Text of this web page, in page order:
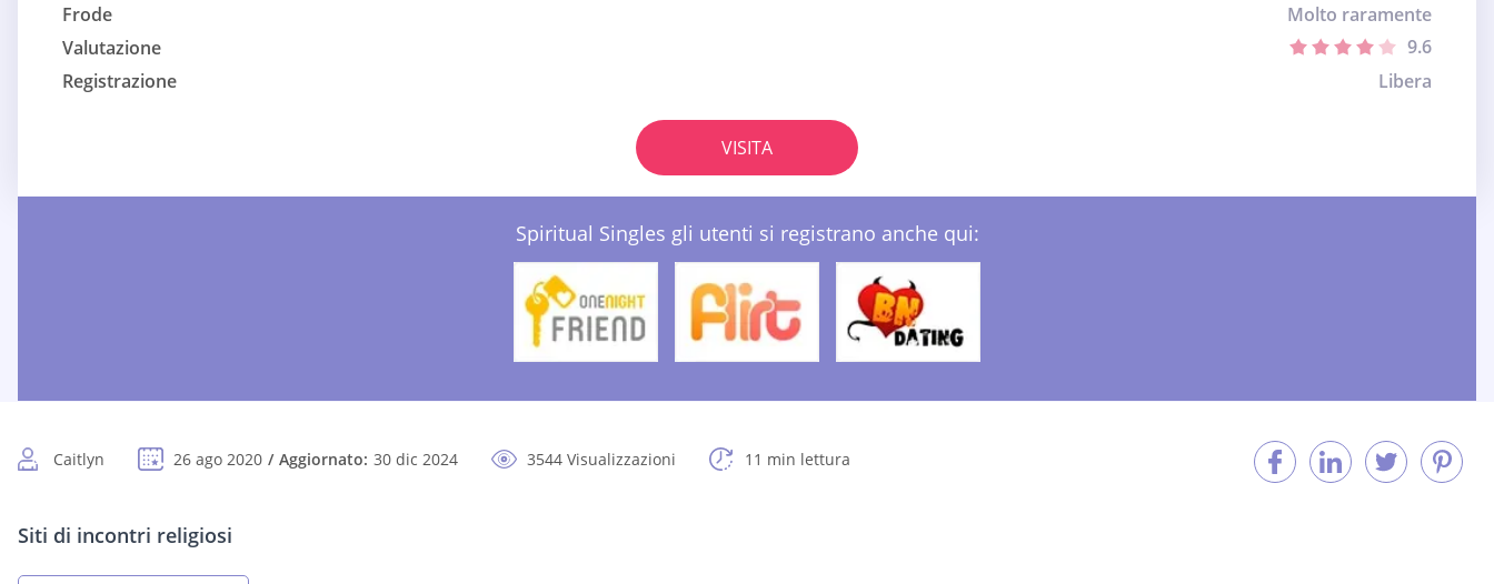
Frode
Molto raramente
Valutazione
9.6
Registrazione
Libera
VISITA
Spiritual Singles gli utenti si registrano anche qui:
Caitlyn 26 ago 2020 Aggiornato: 30 dic 2024 3544 Visualizzazioni 11 min lettura
Siti di incontri religiosi